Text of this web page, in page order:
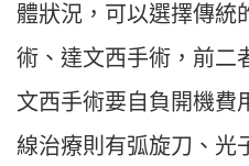
體狀況，可以選擇傳統
術、達文西手術，前二
文西手術要自負開機費
線治療則有弧旋刀、光